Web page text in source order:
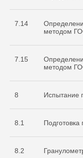
7.14
методом
7.15
методом
8 Испытание
8.1 Подготовка
8.2